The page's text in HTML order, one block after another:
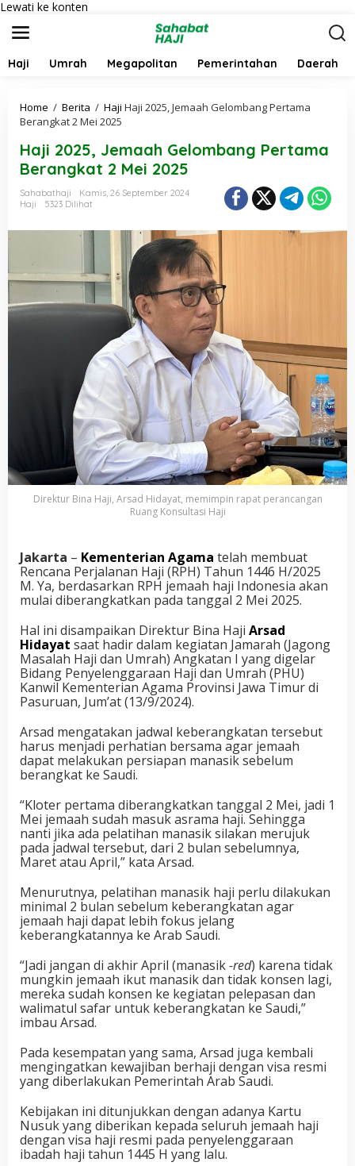
Lewati ke konten
Haji Umrah Megapolitan Pemerintahan Daerah
Home / Berita / Haji Haji 2025, Jemaah Gelombang Pertama
Berangkat 2 Mei 2025
Haji 2025, Jemaah Gelombang Pertama
Berangkat 2 Mei 2025
Sahabathaji
Kamis, 26 September 2024
Haji
5323 Dilihat
Direktur Bina Haji, Arsad Hidayat, memimpin rapat perancangan
Ruang Konsultasi Haji
Jakarta – Kementerian Agama telah membuat
Rencana Perjalanan Haji (RPH) Tahun 1446 H/2025
M. Ya, berdasarkan RPH jemaah haji Indonesia akan
mulai diberangkatkan pada tanggal 2 Mei 2025.
Hal ini disampaikan Direktur Bina Haji Arsad
Hidayat saat hadir dalam kegiatan Jamarah (Jagong
Masalah Haji dan Umrah) Angkatan I yang digelar
Bidang Penyelenggaraan Haji dan Umrah (PHU)
Kanwil Kementerian Agama Provinsi Jawa Timur di
Pasuruan, Jum’at (13/9/2024).
Arsad mengatakan jadwal keberangkatan tersebut
harus menjadi perhatian bersama agar jemaah
dapat melakukan persiapan manasik sebelum
berangkat ke Saudi.
“Kloter pertama diberangkatkan tanggal 2 Mei, jadi 1
Mei jemaah sudah masuk asrama haji. Sehingga
nanti jika ada pelatihan manasik silakan merujuk
pada jadwal tersebut, dari 2 bulan sebelumnya,
Maret atau April,” kata Arsad.
Menurutnya, pelatihan manasik haji perlu dilakukan
minimal 2 bulan sebelum keberangkatan agar
jemaah haji dapat lebih fokus jelang
keberangkatannya ke Arab Saudi.
“Jadi jangan di akhir April (manasik-red) karena tidak
mungkin jemaah ikut manasik dan tidak konsen lagi,
mereka sudah konsen ke kegiatan pelepasan dan
walimatul safar untuk keberangkatan ke Saudi,”
imbau Arsad.
Pada kesempatan yang sama, Arsad juga kembali
mengingatkan kewajiban berhaji dengan visa resmi
yang diberlakukan Pemerintah Arab Saudi.
Kebijakan ini ditunjukkan dengan adanya Kartu
Nusuk yang diberikan kepada seluruh jemaah haji
dengan visa haji resmi pada penyelenggaraan
ibadah haji tahun 1445 H yang lalu.